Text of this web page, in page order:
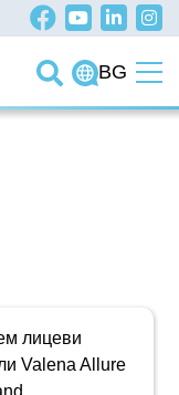
BG